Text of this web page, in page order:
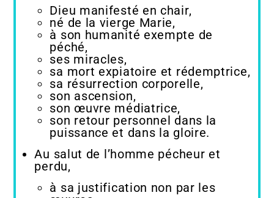
Dieu manifesté en chair,
né de la vierge Marie,
à son humanité exempte de
péché,
ses miracles,
sa mort expiatoire et rédemptrice,
sa résurrection corporelle,
son ascension,
son œuvre médiatrice,
son retour personnel dans la
puissance et dans la gloire.
Au salut de l’homme pécheur et
perdu,
à sa justification non par les